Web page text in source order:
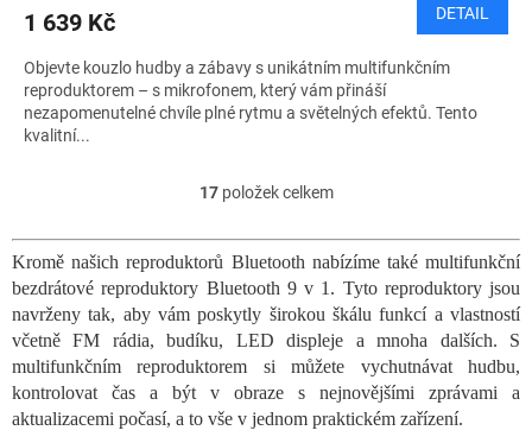
1 639 Kč DETAIL
Objevte kouzlo hudby a zábavy s unikátním multifunkčním
reproduktorem – s mikrofonem, který vám přináší
nezapomenutelné chvíle plné rytmu a světelných efektů. Tento
kvalitní...
O
l
á
d
a
c
í
p
r
v
17položek celkem
Kromě našich reproduktorů Bluetooth nabízíme také multifunkční
bezdrátové reproduktory Bluetooth 9 v 1. Tyto reproduktory jsou
navrženy tak, aby vám poskytly širokou škálu funkcí a vlastností
včetně FM rádia, budíku, LED displeje a mnoha dalších. S
multifunkčním reproduktorem si můžete vychutnávat hudbu,
kontrolovat čas a být v obraze s nejnovějšími zprávami a
aktualizacemi počasí, a to vše v jednom praktickém zařízení.